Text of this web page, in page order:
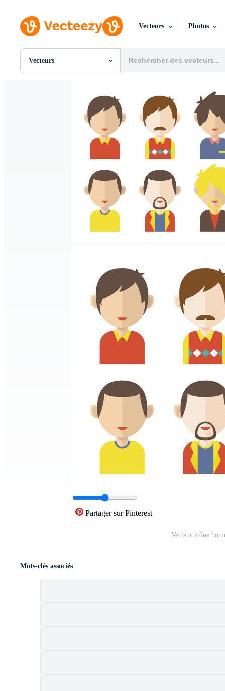
Vecteurs Photos
Vecteurs
Toutes Images
Motion graphics
Événements Éditoriaux
Partager sur Pinterest
Vecteur icône
Mots-clés associés